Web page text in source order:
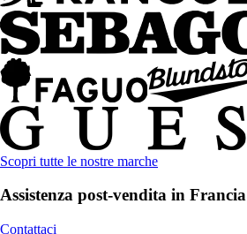
Scopri tutte le nostre marche
Assistenza post-vendita in Francia
Contattaci